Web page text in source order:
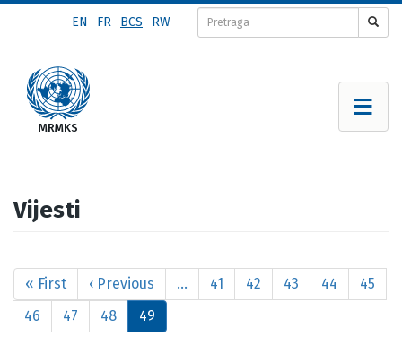
content
EN FR BCS RW
Vijesti
Pagination
First
page
« First
Previous
page
‹ Previous … Page
41 Page
42 Page
43 Page
44 Page
45
Page
46 Page
47 Page
48
Current
page
49